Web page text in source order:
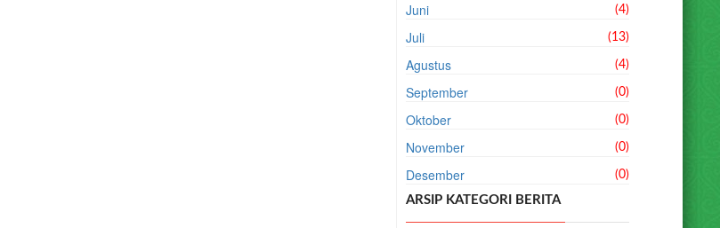
Juni (4)
Juli (13)
Agustus (4)
September (0)
Oktober (0)
November (0)
Desember (0)
ARSIP KATEGORI BERITA